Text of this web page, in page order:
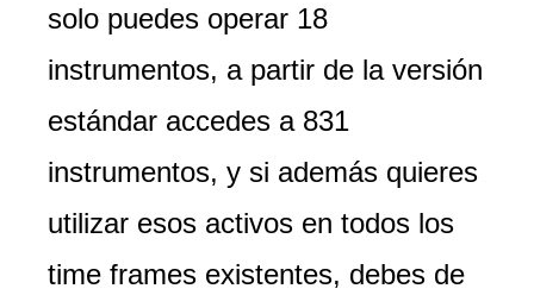
solo puedes operar 18
instrumentos, a partir de la versión
estándar accedes a 831
instrumentos, y si además quieres
utilizar esos activos en todos los
time frames existentes, debes de